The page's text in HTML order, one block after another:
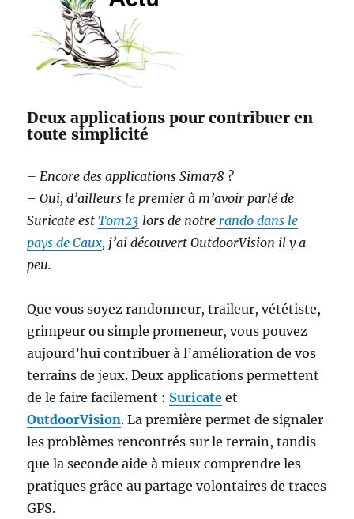
Deux applications pour contribuer en
toute simplicité
– Encore des applications Sima78 ?
– Oui, d’ailleurs le premier à m’avoir parlé de
Suricate estTom23 lors de notre rando dans le
pays de Caux, j’ai découvert OutdoorVision il y a
peu.
Que vous soyez randonneur, traileur, vététiste,
grimpeur ou simple promeneur, vous pouvez
aujourd’hui contribuer à l’amélioration de vos
terrains de jeux. Deux applications permettent
de le faire facilement : Suricate et
OutdoorVision. La première permet de signaler
les problèmes rencontrés sur le terrain, tandis
que la seconde aide à mieux comprendre les
pratiques grâce au partage volontaires de traces
GPS.